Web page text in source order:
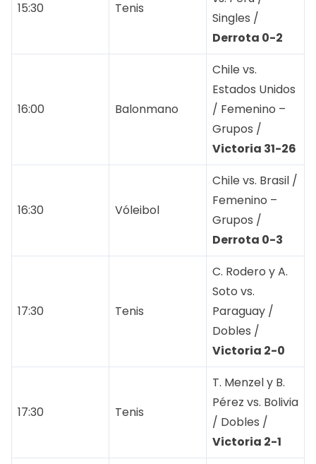
15:30 Tenis
Singles /
Derrota 0-2
16:00 Balonmano
Chile vs.
Estados Unidos
/ Femenino –
Grupos /
Victoria 31-26
16:30 Vóleibol
Chile vs. Brasil /
Femenino –
Grupos /
Derrota 0-3
17:30 Tenis
C. Rodero y A.
Soto vs.
Paraguay /
Dobles /
Victoria 2-0
17:30 Tenis
T. Menzel y B.
Pérez vs. Bolivia
/ Dobles /
Victoria 2-1